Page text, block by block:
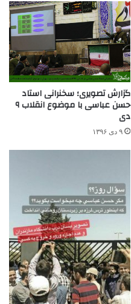
گزارش تصویری؛ سخنرانی استاد
حسن عباسی با موضوع انقلاب ۹
دی
۹ دی ۱۳۹۶